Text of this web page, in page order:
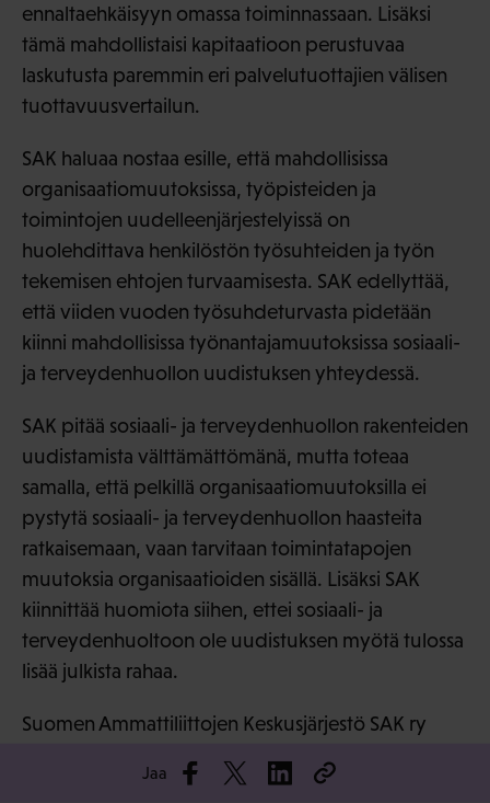
ennaltaehkäisyyn omassa toiminnassaan. Lisäksi
tämä mahdollistaisi kapitaatioon perustuvaa
laskutusta paremmin eri palvelutuottajien välisen
tuottavuusvertailun.
SAK haluaa nostaa esille, että mahdollisissa
organisaatiomuutoksissa, työpisteiden ja
toimintojen uudelleenjärjestelyissä on
huolehdittava henkilöstön työsuhteiden ja työn
tekemisen ehtojen turvaamisesta. SAK edellyttää,
että viiden vuoden työsuhdeturvasta pidetään
kiinni mahdollisissa työnantajamuutoksissa sosiaali-
ja terveydenhuollon uudistuksen yhteydessä.
SAK pitää sosiaali- ja terveydenhuollon rakenteiden
uudistamista välttämättömänä, mutta toteaa
samalla, että pelkillä organisaatiomuutoksilla ei
pystytä sosiaali- ja terveydenhuollon haasteita
ratkaisemaan, vaan tarvitaan toimintatapojen
muutoksia organisaatioiden sisällä. Lisäksi SAK
kiinnittää huomiota siihen, ettei sosiaali- ja
terveydenhuoltoon ole uudistuksen myötä tulossa
lisää julkista rahaa.
Suomen Ammattiliittojen Keskusjärjestö SAK ry
Jaa